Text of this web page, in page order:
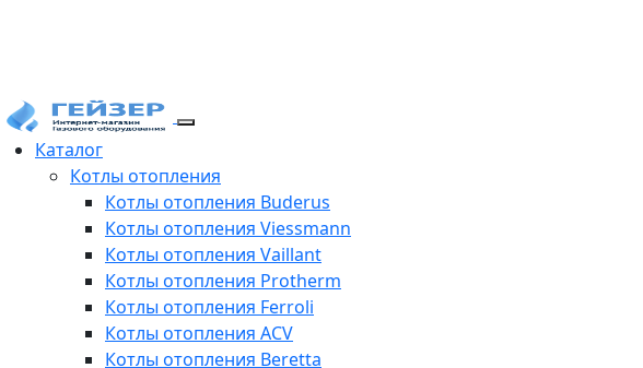
Каталог
Котлы отопления
Котлы отопления Buderus
Котлы отопления Viessmann
Котлы отопления Vaillant
Котлы отопления Protherm
Котлы отопления Ferroli
Котлы отопления ACV
Котлы отопления Beretta